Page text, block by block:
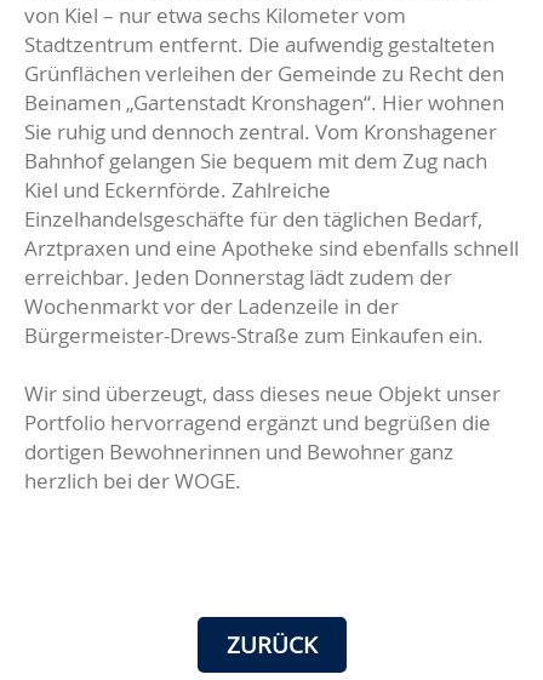
von Kiel – nur etwa sechs Kilometer vom
Stadtzentrum entfernt. Die aufwendig gestalteten
Grünflächen verleihen der Gemeinde zu Recht den
Beinamen „Gartenstadt Kronshagen“. Hier wohnen
Sie ruhig und dennoch zentral. Vom Kronshagener
Bahnhof gelangen Sie bequem mit dem Zug nach
Kiel und Eckernförde. Zahlreiche
Einzelhandelsgeschäfte für den täglichen Bedarf,
Arztpraxen und eine Apotheke sind ebenfalls schnell
erreichbar. Jeden Donnerstag lädt zudem der
Wochenmarkt vor der Ladenzeile in der
Bürgermeister-Drews-Straße zum Einkaufen ein.
Wir sind überzeugt, dass dieses neue Objekt unser
Portfolio hervorragend ergänzt und begrüßen die
dortigen Bewohnerinnen und Bewohner ganz
herzlich bei der WOGE.
ZURÜCK